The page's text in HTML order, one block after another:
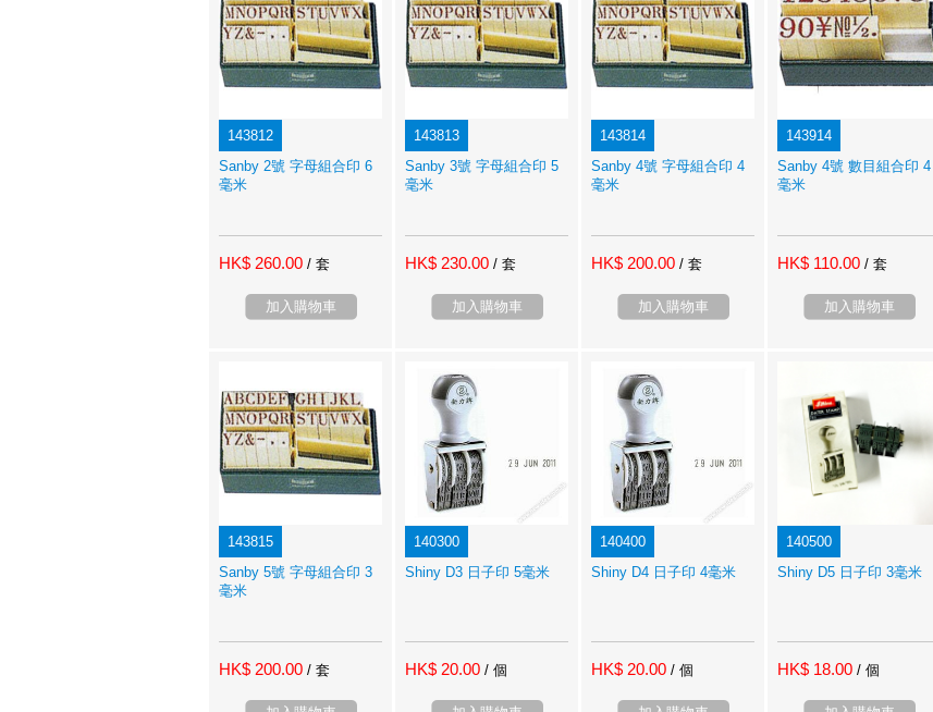
143812
Sanby 2號 字母組合印 6
毫米
HK$ 260.00 / 套
加入購物車
143813
Sanby 3號 字母組合印 5
毫米
HK$ 230.00 / 套
加入購物車
143814
Sanby 4號 字母組合印 4
毫米
HK$ 200.00 / 套
加入購物車
143914
Sanby 4號 數目組合印 4
毫米
HK$ 110.00 / 套
加入購物車
143815
Sanby 5號 字母組合印 3
毫米
HK$ 200.00 / 套
140300
Shiny D3 日子印 5毫米
HK$ 20.00 / 個
140400
Shiny D4 日子印 4毫米
HK$ 20.00 / 個
140500
Shiny D5 日子印 3毫米
HK$ 18.00 / 個